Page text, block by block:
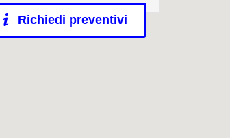
Richiedi preventivi